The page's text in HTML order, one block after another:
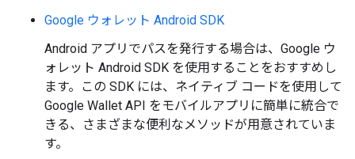
Google ウォレット Android SDK
Android アプリでパスを発行する場合は、Google ウ
ォレット Android SDK を使用することをおすすめし
ます。この SDK には、ネイティブ コードを使用して
Google Wallet API をモバイルアプリに簡単に統合で
きる、さまざまな便利なメソッドが用意されていま
す。